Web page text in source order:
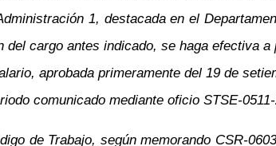
1, destacada en el
cargo antes indicado, se haga efectiva
aprobada primeramente del 19 de
comunicado mediante oficio STSE-
de Trabajo, según memorando CSR-